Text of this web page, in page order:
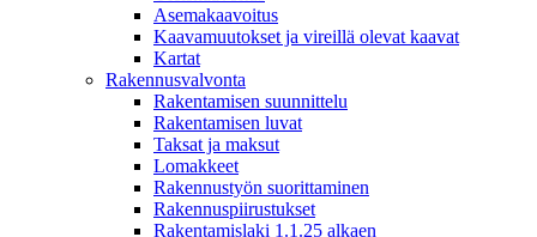
Asemakaavoitus
Kaavamuutokset ja vireillä olevat kaavat
Kartat
Rakennusvalvonta
Rakentamisen suunnittelu
Rakentamisen luvat
Taksat ja maksut
Lomakkeet
Rakennustyön suorittaminen
Rakennuspiirustukset
Rakentamislaki 1.1.25 alkaen